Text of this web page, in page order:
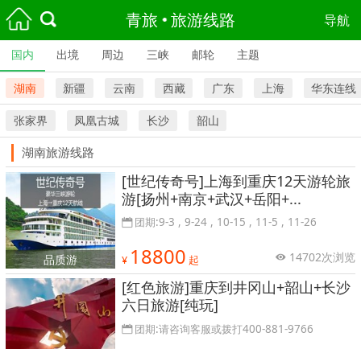
青旅 旅游线路 导航
国内 出境 周边 三峡 邮轮 主题
湖南 新疆 云南 西藏 广东 上海 华东连线
张家界 凤凰古城 长沙 韶山
湖南旅游线路
品质游
[世纪传奇号]上海到重庆12天游轮旅
游[扬州+南京+武汉+岳阳+...
团期:9-3 , 9-24 , 10-15 , 11-5 , 11-26
¥ 18800 起 14702次浏览
[红色旅游]重庆到井冈山+韶山+长沙
六日旅游[纯玩]
团期:请咨询客服或拨打400-881-9766